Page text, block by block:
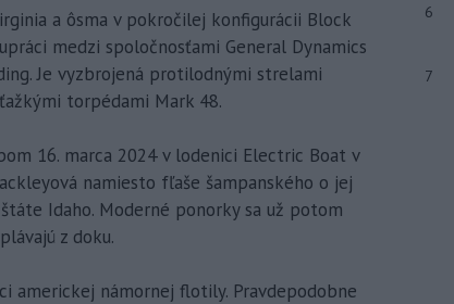
a ôsma v pokročilej konfigurácii Block
medzi spoločnosťami General Dynamics
Je vyzbrojená protilodnými strelami
torpédami Mark 48.
16. marca 2024 v lodenici Electric Boat v
namiesto fľaše šampanského o jej
Idaho. Moderné ponorky sa už potom
z doku.
americkej námornej flotily. Pravdepodobne
6
7